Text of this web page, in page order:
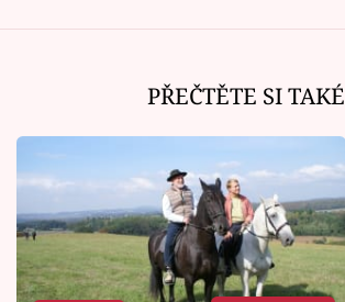
PŘEČTĚTE SI TAKÉ